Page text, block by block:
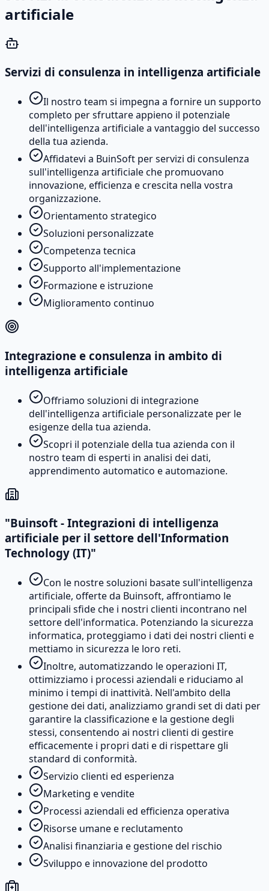
artificiale
Servizi di consulenza in intelligenza artificiale
Il nostro team si impegna a fornire un supporto
completo per sfruttare appieno il potenziale
dell'intelligenza artificiale a vantaggio del successo
della tua azienda.
Affidatevi a BuinSoft per servizi di consulenza
sull'intelligenza artificiale che promuovano
innovazione, efficienza e crescita nella vostra
organizzazione.
Orientamento strategico
Soluzioni personalizzate
Competenza tecnica
Supporto all'implementazione
Formazione e istruzione
Miglioramento continuo
Integrazione e consulenza in ambito di
intelligenza artificiale
Offriamo soluzioni di integrazione
dell'intelligenza artificiale personalizzate per le
esigenze della tua azienda.
Scopri il potenziale della tua azienda con il
nostro team di esperti in analisi dei dati,
apprendimento automatico e automazione.
"Buinsoft - Integrazioni di intelligenza
artificiale per il settore dell'Information
Technology (IT)"
Con le nostre soluzioni basate sull'intelligenza
artificiale, offerte da Buinsoft, affrontiamo le
principali sfide che i nostri clienti incontrano nel
settore dell'informatica. Potenziando la sicurezza
informatica, proteggiamo i dati dei nostri clienti e
mettiamo in sicurezza le loro reti.
Inoltre, automatizzando le operazioni IT,
ottimizziamo i processi aziendali e riduciamo al
minimo i tempi di inattività. Nell'ambito della
gestione dei dati, analizziamo grandi set di dati per
garantire la classificazione e la gestione degli
stessi, consentendo ai nostri clienti di gestire
efficacemente i propri dati e di rispettare gli
standard di conformità.
Servizio clienti ed esperienza
Marketing e vendite
Processi aziendali ed efficienza operativa
Risorse umane e reclutamento
Analisi finanziaria e gestione del rischio
Sviluppo e innovazione del prodotto